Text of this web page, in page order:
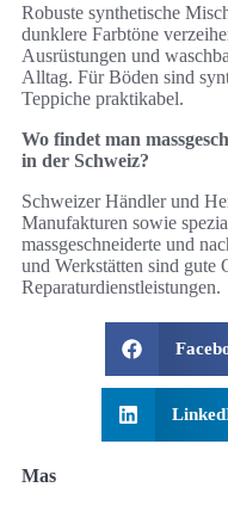
Robuste synthetische
dunklere Farbtöne
Ausrüstungen und
Alltag. Für Böden sind
Teppiche praktikabel.
Wo findet man
in der Schweiz?
Schweizer Händler und
Manufakturen sowie
massgeschneiderte und
und Werkstätten sind
Reparaturdienstleistungen.
Mas